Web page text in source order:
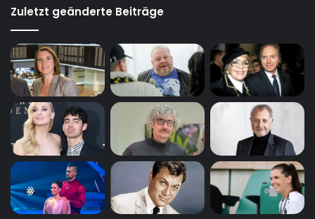
Zuletzt geänderte Beiträge